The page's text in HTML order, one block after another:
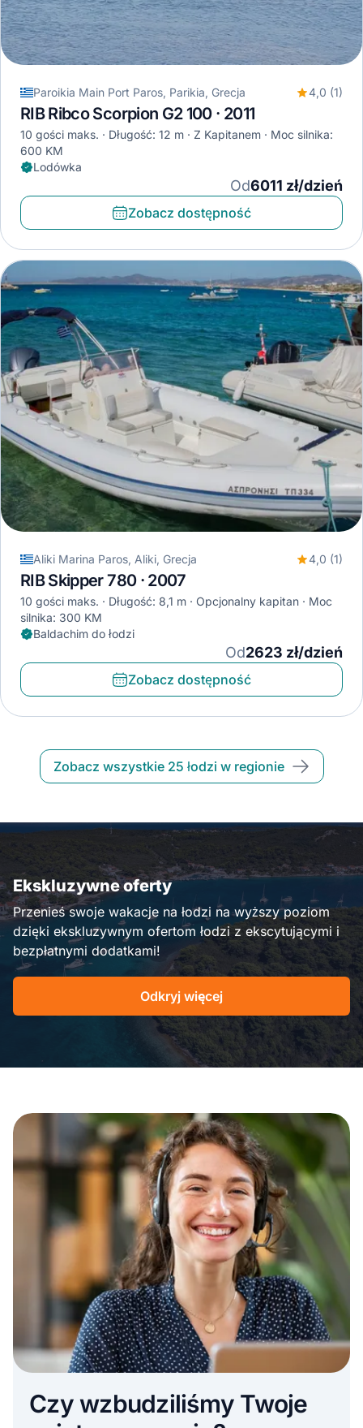
Paroikia Main Port Paros, Parikia, Grecja 4,0 (1)
RIB Ribco Scorpion G2 100 · 2011
10 gości maks. Długość: 12 m Z Kapitanem
Moc silnika:
600 KM
Lodówka
Od6011 zł/dzień
Zobacz dostępność
Aliki Marina Paros, Aliki, Grecja 4,0 (1)
RIB Skipper 780 · 2007
10 gości maks. Długość: 8,1 m Opcjonalny kapitan
Moc
silnika: 300 KM
Baldachim do łodzi
Od2623 zł/dzień
Zobacz dostępność
Zobacz wszystkie 25 łodzi w regionie
Ekskluzywne oferty
Przenieś swoje wakacje na łodzi na wyższy poziom
dzięki ekskluzywnym ofertom łodzi z ekscytującymi i
bezpłatnymi dodatkami!
Odkryj więcej
Czy wzbudziliśmy Twoje